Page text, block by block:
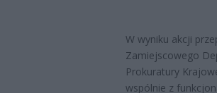
W wyniku akcji
Zamiejscowego
Prokuratury
wspólnie z